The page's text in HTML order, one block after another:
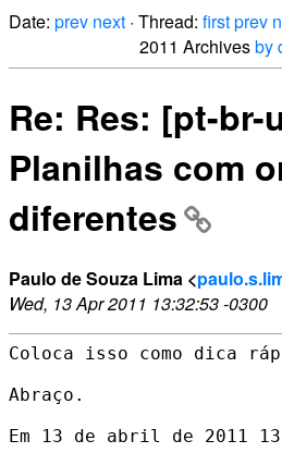
Date: prev next · Thread: firstprev
2011 Archivesby
Re: Res: [pt-br-
Planilhas com
diferentes
Paulo de Souza Lima <
Wed, 13 Apr 2011 13:32:53 -0300
Coloca isso como dica
Abraço.
Em 13 de abril de 2011